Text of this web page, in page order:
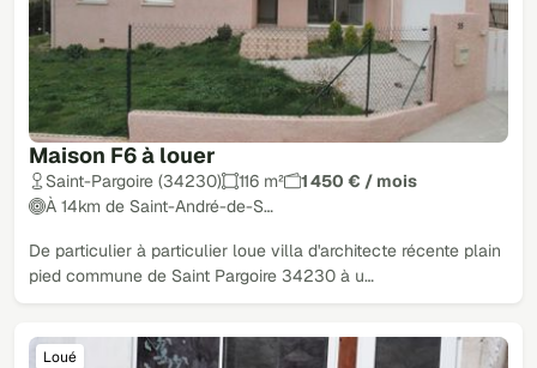
Maison F6 à louer
Saint-Pargoire (34230) 116 m²
1 450 € / mois
À 14km de Saint-André-de-S…
De particulier à particulier loue villa d'architecte récente plain
pied commune de Saint Pargoire 34230 à u…
Loué